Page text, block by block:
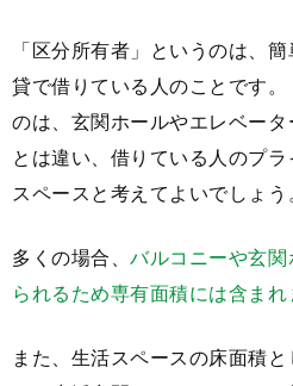
「区分所有者」というのは、
貸で借りている人のことです。
のは、玄関ホールやエレベー
とは違い、借りている人のプ
スペースと考えてよいでしょう
多くの場合、バルコニーや玄関
られるため専有面積には含まれ
また、生活スペースの床面積